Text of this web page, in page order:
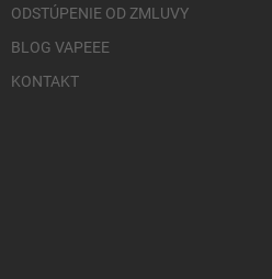
ODSTÚPENIE OD ZMLUVY
BLOG VAPEEE
KONTAKT